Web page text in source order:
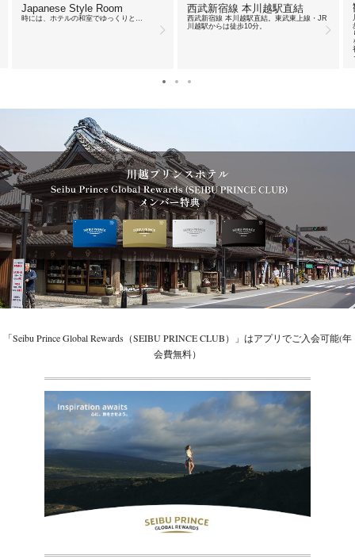
Japanese Style Room
時には、ホテルの和室でゆっくりと…
西武新宿線 本川越駅直結
西武新宿線 本川越駅直結。東武東上線・JR
川越駅からは徒歩10分。
「Seibu Prince Global Rewards（SEIBU PRINCE CLUB）」はアプリでご入会可能(年
会費無料）